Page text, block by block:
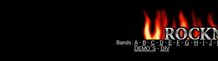
Bands: A- B- C- D- E- F- G - H - I - J -
DEMO´S- DIV